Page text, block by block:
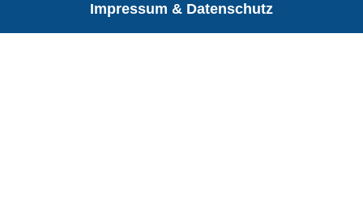
Impressum & Datenschutz